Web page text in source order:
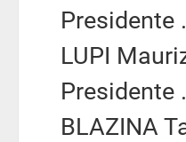
Presidente
LUPI
Presidente
BLAZINA